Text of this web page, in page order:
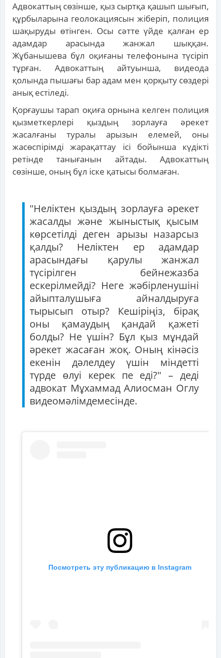
Адвокаттың сөзінше, қыз сыртқа қашып шығып,
құрбыларына геолокациясын жіберіп, полиция
шақыруды өтінген. Осы сәтте үйде қалған ер
адамдар арасында жанжал шыққан.
Жұбанышева бұл оқиғаны телефонына түсіріп
тұрған. Адвокаттың айтуынша, видеода
қолында пышағы бар адам мен қорқыту сөздері
анық естіледі.
Қорғаушы тарап оқиға орнына келген полиция
қызметкерлері қыздың зорлауға әрекет
жасалғаны туралы арызын елемей, оны
жасөспірімді жарақаттау ісі бойынша күдікті
ретінде танығанын айтады. Адвокаттың
сөзінше, оның бұл іске қатысы болмаған.
"Неліктен қыздың зорлауға әрекет
жасалды және жыныстық қысым
көрсетілді деген арызы назарсыз
қалды? Неліктен ер адамдар
арасындағы қарулы жанжал
түсірілген бейнежазба
ескерілмейді? Неге жәбірленушіні
айыпталушыға айналдыруға
тырысып отыр? Кешіріңіз, бірақ
оны қамаудың қандай қажеті
болды? Не үшін? Бұл қыз мұндай
әрекет жасаған жоқ. Оның кінәсіз
екенін дәлелдеу үшін міндетті
түрде өлуі керек пе еді?" – деді
адвокат Мұхаммад Алиосман Оглу
видеомәлімдемесінде.
Посмотреть эту публикацию в Instagram